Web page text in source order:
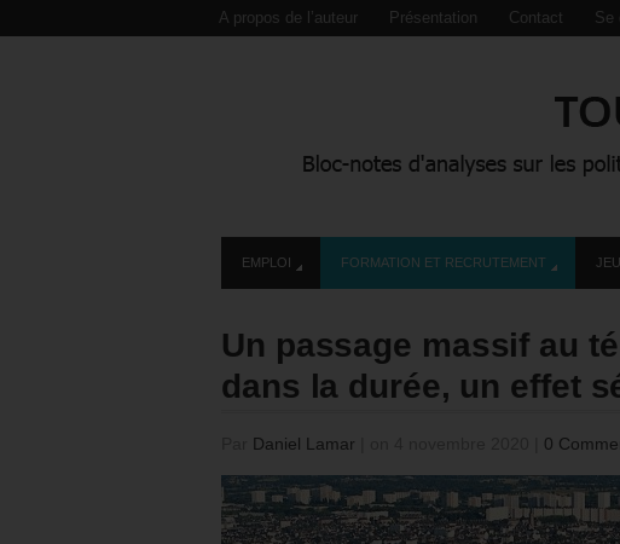
A propos de l’auteur Présentation Contact Se
EMPLOI FORMATION ET RECRUTEMENT
Un passage massif au
dans la durée, un effet
Daniel Lamar 0